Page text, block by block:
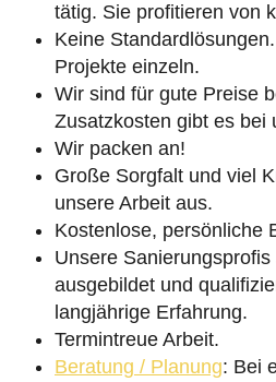
tätig. Sie profitieren von
Keine
Projekte einzeln.
Wir sind für gute Preise
Zusatzkosten gibt es bei
Wir packen an!
Große Sorgfalt und viel
unsere Arbeit aus.
Kostenlose, persönliche
Unsere
ausgebildet und
langjährige Erfahrung.
Termintreue Arbeit.
Beratung / Planung: Bei